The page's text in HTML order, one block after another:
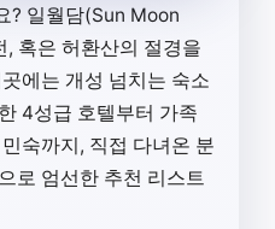
? 일월담(Sun Moon
혹은 허환산의 절경을
에는 개성 넘치는 숙소
4성급 호텔부터 가족
숙까지, 직접 다녀온 분
로 엄선한 추천 리스트